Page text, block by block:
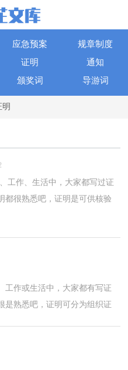
应急预案
规章制度
证明
通知
颁奖词 导游词
明
工作、生活中，大家都写过证
都很熟悉吧，证明是可供核验
工作或生活中，大家都有写证
是熟悉吧，证明可分为组织证
贷款工作证明，欢迎阅...